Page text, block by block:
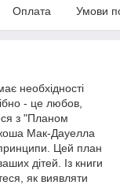
Оплата Умови
необхідності
- це любов,
з "Планом
Мак-Дауелла
принципи. Цей план
дітей. Із книги
як виявляти